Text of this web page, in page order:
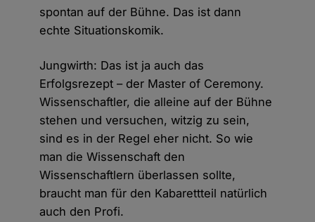
spontan auf der Bühne. Das ist dann
echte Situationskomik.
Jungwirth: Das ist ja auch das
Erfolgsrezept – der Master of Ceremony.
Wissenschaftler, die alleine auf der Bühne
stehen und versuchen, witzig zu sein,
sind es in der Regel eher nicht. So wie
man die Wissenschaft den
Wissenschaftlern überlassen sollte,
braucht man für den Kabarettteil natürlich
auch den Profi.